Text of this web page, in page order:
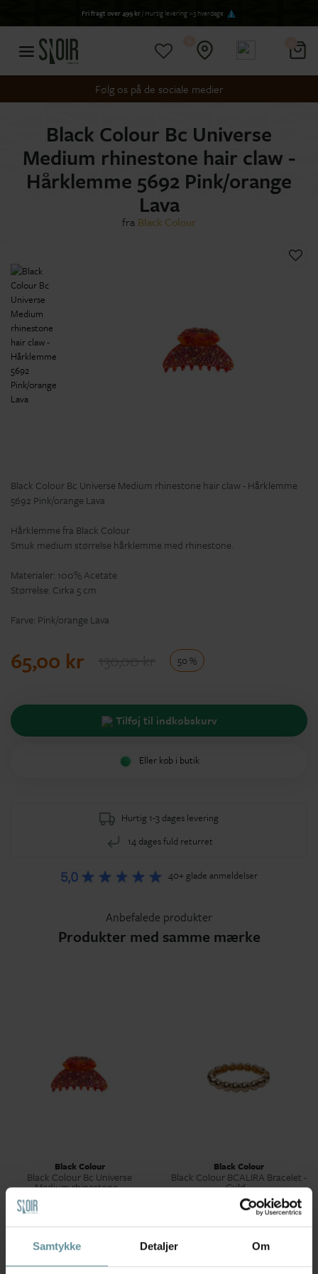
Samtykke Detaljer Om
Fri fragt over 499 kr/ Hurtig levering 1-3 hverdage
Følg os på de sociale medier
Black Colour Bc Universe
Medium rhinestone hair claw -
Hårklemme 5692 Pink/orange
Lava
fra Black Colour
Black Colour Bc Universe Medium rhinestone hair claw - Hårklemme
5692 Pink/orange Lava
Hårklemme fra Black Colour
Smuk medium størrelse hårklemme med rhinestone.
Materialer: 100% Acetate
Størrelse: Cirka 5 cm
Farve: Pink/orange Lava
65,00 kr 50 %
Tilføj til indkøbskurv
Eller køb i butik
Hurtig 1-3 dages levering
14 dages fuld returret
40+ glade anmeldelser
Anbefalede produkter
Produkter med samme mærke
Black Colour
Black Colour Bc Universe
Medium rhinestone...
Black Colour
Black Colour BCALIRA Bracelet -
Guld...
149,00 kr